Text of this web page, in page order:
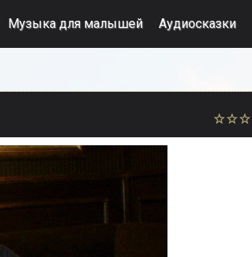
Музыка для малышей Аудиосказки